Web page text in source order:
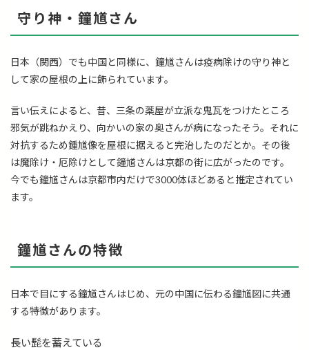
守り神・鐘馗さん
日本（関西）でも中国と同様に、鐘馗さんは疫病除けの守り神と
して家の屋根の上に飾られています。
言い伝えによると、昔、三条の薬屋が立派な鬼瓦をつけたところ
邪気が跳ねかえり、向かいの家の奥さんが病になったそう。それに
対抗するため鍾馗像を屋根に据えると完治したのだとか。その後
は魔除け・厄除けとして鐘馗さんは京都の街に広がったのです。
今でも鐘馗さんは京都市内だけで3000体ほどあると推定されてい
ます。
鐘馗さんの特徴
日本で目にする鐘馗さんはじめ、元の中国に伝わる鐘馗図に共通
する特徴があります。
長い髭を蓄えている